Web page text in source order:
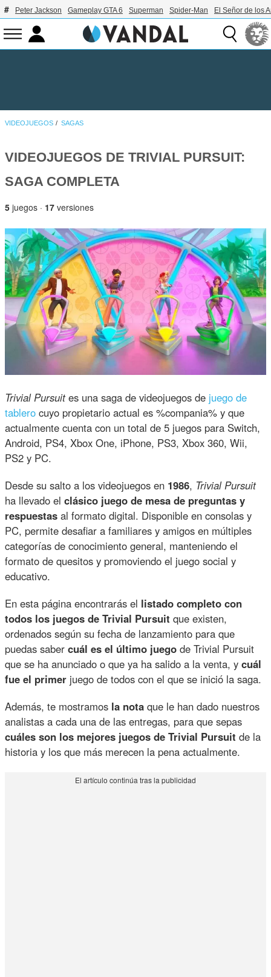
Peter Jackson Gameplay GTA 6 Superman Spider-Man El Señor de los
VIDEOJUEGOS SAGAS
VIDEOJUEGOS DE TRIVIAL PURSUIT:
SAGA COMPLETA
5 juegos · 17 versiones
Trivial Pursuites una saga de videojuegos de juego de
tablero cuyo propietario actual es %compania% y que
actualmente cuenta con un total de 5 juegos para Switch,
Android, PS4, Xbox One, iPhone, PS3, Xbox 360, Wii,
PS2 y PC.
Desde su salto a los videojuegos en 1986, Trivial Pursuit
ha llevado elclásico juego de mesa de preguntas y
respuestas al formato digital. Disponible en consolas y
PC, permite desafiar a familiares y amigos en múltiples
categorías de conocimiento general, manteniendo el
formato de quesitos y promoviendo el juego social y
educativo.
En esta página encontrarás el listado completo con
todos los juegos de Trivial Pursuit que existen,
ordenados según su fecha de lanzamiento para que
puedas sabercuál es el último juego de Trivial Pursuit
que se ha anunciado o que ya ha salido a la venta, ycuál
fue el primer juego de todos con el que se inició la saga.
Además, te mostramos la nota que le han dado nuestros
analistas a cada una de las entregas, para que sepas
cuáles son los mejores juegos de Trivial Pursuit de la
historia y los que más merecen la pena actualmente.